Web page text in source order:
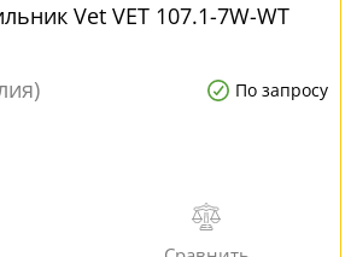
Vet VET 107.1-7W-WT
По запросу